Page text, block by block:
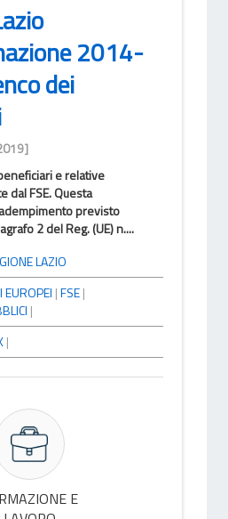
2014-
dei
e relative
dal FSE. Questa
previsto
2 del Reg. (UE) n....
LAZIO
EUROPEI |FSE|
|
|
E